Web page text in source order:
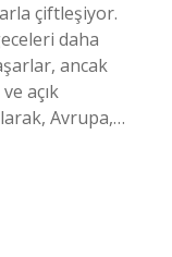
çiftleşiyor.
daha
ancak
açık
Avrupa,…